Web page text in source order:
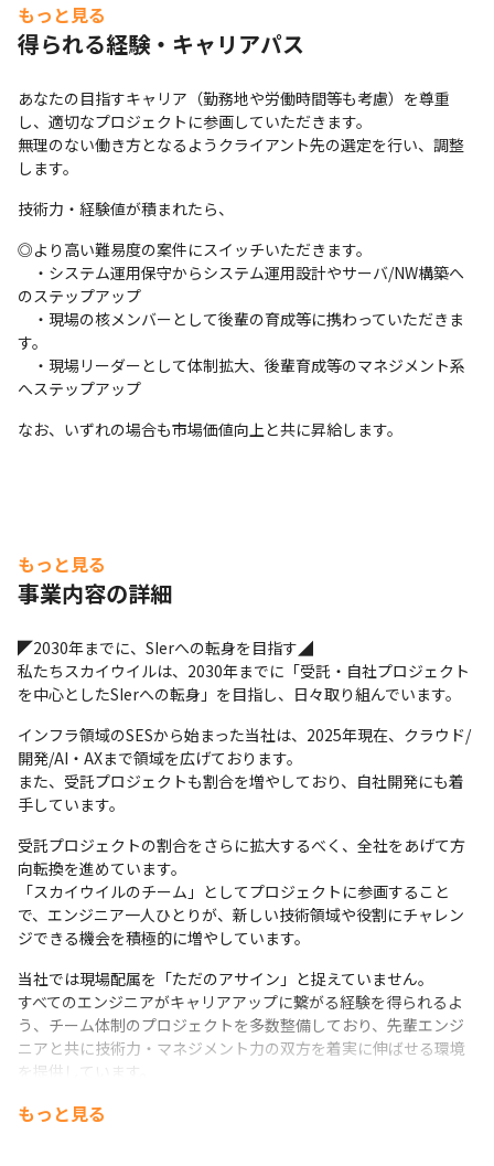
もっと見る
得られる経験・キャリアパス
あなたの目指すキャリア（勤務地や労働時間等も考慮）を尊重
し、適切なプロジェクトに参画していただきます。
無理のない働き方となるようクライアント先の選定を行い、調整
します。
技術力・経験値が積まれたら、
◎より高い難易度の案件にスイッチいただきます。
・システム運用保守からシステム運用設計やサーバ/NW構築へ
のステップアップ
・現場の核メンバーとして後輩の育成等に携わっていただきま
す。
・現場リーダーとして体制拡大、後輩育成等のマネジメント系
へステップアップ
なお、いずれの場合も市場価値向上と共に昇給します。
もっと見る
事業内容の詳細
◤2030年までに、SIerへの転身を目指す◢
私たちスカイウイルは、2030年までに「受託・自社プロジェクト
を中心としたSIerへの転身」を目指し、日々取り組んでいます。
インフラ領域のSESから始まった当社は、2025年現在、クラウド/
開発/AI・AXまで領域を広げております。
また、受託プロジェクトも割合を増やしており、自社開発にも着
手しています。
受託プロジェクトの割合をさらに拡大するべく、全社をあげて方
向転換を進めています。
「スカイウイルのチーム」としてプロジェクトに参画すること
で、エンジニア一人ひとりが、新しい技術領域や役割にチャレン
ジできる機会を積極的に増やしています。
当社では現場配属を「ただのアサイン」と捉えていません。
すべてのエンジニアがキャリアアップに繋がる経験を得られるよ
う、チーム体制のプロジェクトを多数整備しており、先輩エンジ
ニアと共に技術力・マネジメント力の双方を着実に伸ばせる環境
を提供しています。
エンジニア一人ひとりの「なりたい姿」を実現するために、
もっと見る